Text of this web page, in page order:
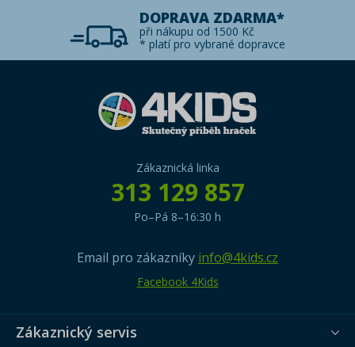
DOPRAVA ZDARMA*
při nákupu od 1500 Kč
* platí pro vybrané dopravce
Zákaznická linka
313 129 857
Po–Pá 8–16:30 h
Email pro zákazníky info@4kids.cz
Facebook 4Kids
Zákaznický servis